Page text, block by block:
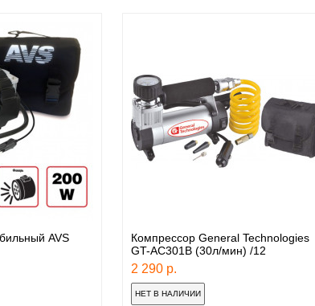
AVS
Компрессор General Technologies
GT-AC301B (30л/мин) /12
2 290 р.